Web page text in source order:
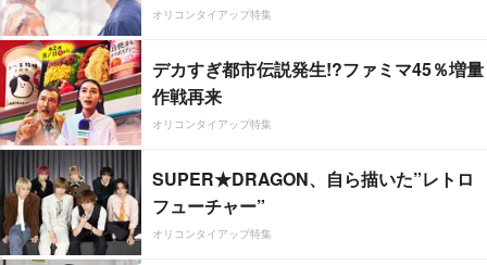
オリコンタイアップ特集
デカすぎ都市伝説発生!?ファミマ45％増量
作戦再来
オリコンタイアップ特集
SUPER★DRAGON、自ら描いた”レトロ
フューチャー”
オリコンタイアップ特集